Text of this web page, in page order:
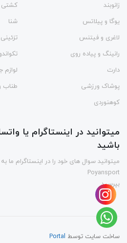
زانوبند
کشتی
یوگا و پیلاتس
شنا
لاغری و فیتنس
رانینگ و پیاده روی
دارت
لوازم
پوشاک ورزشی
طناب
کوهنوردی
میتوانید در اینستاگرام یا
باشید
میتوانید سوال های خود را در اینستاگرام ما
Poyansport
بپرسید
ساخت سایت توسط Portal